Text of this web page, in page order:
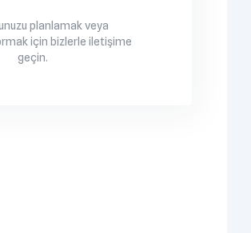
planlamak veya
için bizlerle iletişime
geçin.